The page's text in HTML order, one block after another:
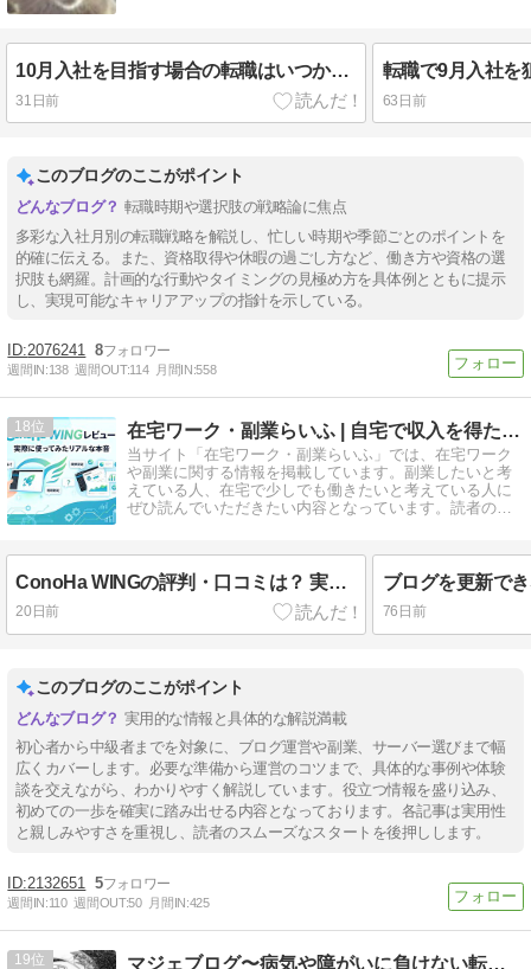
10月入社を目指す場合の転職はいつから始める？大型連休に要注意
31日前 63日前
このブログのここがポイント
転職時期や選択肢の戦略論に焦点
多彩な入社月別の転職戦略を解説し、忙しい時期や季節ごとのポイントを
的確に伝える。また、資格取得や休暇の過ごし方など、働き方や資格の選
択肢も網羅。計画的な行動やタイミングの見極め方を具体例とともに提示
し、実現可能なキャリアアップの指針を示している。
2076241 8
週間IN:138 週間OUT:114 月間IN:558
18 在宅ワーク・副業らいふ | 自宅で収入を得たい人のために
当サイト「在宅ワーク・副業らいふ」では、在宅ワーク
や副業に関する情報を掲載しています。副業したいと考
えている人、在宅で少しでも働きたいと考えている人に
ぜひ読んでいただきたい内容となっています。読者の方
ConoHa WINGの評判・口コミは？ 実際に使ってみた本音レビュー
20日前 76日前
このブログのここがポイント
実用的な情報と具体的な解説満載
初心者から中級者までを対象に、ブログ運営や副業、サーバー選びまで幅
広くカバーします。必要な準備から運営のコツまで、具体的な事例や体験
談を交えながら、わかりやすく解説しています。役立つ情報を盛り込み、
初めての一歩を確実に踏み出せる内容となっております。各記事は実用性
と親しみやすさを重視し、読者のスムーズなスタートを後押しします。
2132651 5
週間IN:110 週間OUT:50 月間IN:425
19 マジェブログ〜病気や障がいに負けない転職活動を応援〜